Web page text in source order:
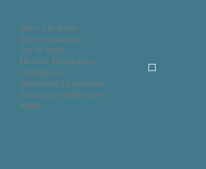
Pâtes à la ferme
Bières artisanales
Jus de fruits
Huilerie Beaujolaise
Chataignes
Spécialités Lyonnaises
Spécialités ardéchoises
Miels